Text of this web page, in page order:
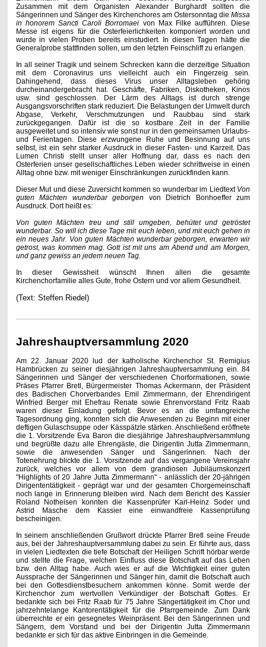
Zusammen mit dem Organisten Alexander Burghardt sollten die
Sängerinnen und Sänger des Kirchenchores am Ostersonntag dieMissa
in honorem Sancti Caroli Borromaei von Max Filke aufführen. Diese
Messe ist eigens für die Osterfeierlichkeiten komponiert worden und
wurde in vielen Proben bereits einstudiert. In diesen Tagen hätte die
Generalprobe stattfinden sollen, um den letzten Feinschliff zu erlangen.
In all seiner Tragik und seinem Schrecken kann die derzeitige Situation
mit dem Coronavirus uns vielleicht auch ein Fingerzeig sein.
Dahingehend, dass dieses Virus unser Alltagsleben gehörig
durcheinandergebracht hat. Geschäfte, Fabriken, Diskotheken, Kinos
usw. sind geschlossen. Der Lärm des Alltags ist durch strenge
Ausgangsvorschriften stark reduziert. Die Belastungen der Umwelt durch
Abgase, Verkehr, Verschmutzungen und Raubbau sind stark
zurückgegangen. Dafür ist die so kostbare Zeit in der Familie
ausgeweitet und so intensiv wie sonst nur in den gemeinsamen Urlaubs-
und Ferientagen. Diese erzwungene Ruhe und Besinnung auf uns
selbst, ist ein sehr starker Ausdruck in dieser Fasten- und Karzeit. Das
Lumen Christi
stellt unser aller Hoffnung dar, dass es nach den
Osterferien unser gesellschaftliches Leben wieder schrittweise in einen
Alltag ohne bzw. mit weniger Einschränkungen zurückfinden kann.
Dieser Mut und diese Zuversicht kommen so wunderbar im Liedtext Von
guten Mächten wunderbar geborgen von Dietrich Bonhoeffer zum
Ausdruck. Dort heißt es:
Von guten Mächten treu und still umgeben, behütet und getröstet
wunderbar. So will ich diese Tage mit euch leben, und mit euch gehen in
ein neues Jahr. Von guten Mächten wunderbar geborgen, erwarten wir
getrost, was kommen mag. Gott ist mit uns am Abend und am Morgen,
und ganz gewiss an jedem neuen Tag.
In dieser Gewissheit wünscht Ihnen allen die gesamte
Kirchenchorfamilie alles Gute, frohe Ostern und vor allem Gesundheit.
(Text: Steffen Riedel)
Jahreshauptversammlung 2020
Am 22. Januar 2020 lud der katholische Kirchenchor St. Remigius
Hambrücken zu seiner diesjährigen Jahreshauptversammlung ein. 84
Sängerinnen und Sänger der verschiedenen Chorformationen, sowie
Präses Pfarrer Bretl, Bürgermeister Thomas Ackermann, der Präsident
des Badischen Chorverbandes Emil Zimmermann, der Ehrendirigent
Winfried Berger mit Ehefrau Renate sowie Ehrenvorstand Fritz Raab
waren dieser Einladung gefolgt. Bevor es an die umfangreiche
Tagesordnung ging, konnten sich die Anwesenden zu Beginn mit einer
deftigen Gulaschsuppe oder Kässpätzle stärken. Anschließend eröffnete
die 1. Vorsitzende Eva Baron die diesjährige Jahreshauptversammlung
und begrüßte dazu alle Ehrengäste, die Dirigentin Jutta Zimmermann,
sowie die anwesenden Sänger und Sängerinnen. Nach der
Totenehrung blickte die 1. Vorsitzende auf das vergangene Vereinsjahr
zurück, welches vor allem von dem grandiosen Jubiläumskonzert
"Highlights of 20 Jahre Jutta Zimmermann" - anlässlich der 20-jährigen
Dirigententätigkeit - geprägt war und der gesamten Chorgemeinschaft
noch lange in Erinnerung bleiben wird. Nach dem Bericht des Kassier
Roland Notheisen konnten die Kassenprüfer Karl-Heinz Soder und
Astrid Masche dem Kassier eine einwandfreie Kassenprüfung
bescheinigen.
In seinem anschließenden Grußwort drückte Pfarrer Bretl seine Freude
aus, bei der Jahreshauptversammlung dabei zu sein. Er führte aus, dass
in vielen Liedtexten die tiefe Botschaft der Heiligen Schrift hörbar werde
und stellte die Frage, welchen Einfluss diese Botschaft auf das Leben
bzw. den Alltag habe. Auch wies er auf die Wichtigkeit einer guten
Aussprache der Sängerinnen und Sänger hin, damit die Botschaft auch
bei den Gottesdienstbesuchern ankommen könne. Somit werde der
Kirchenchor zum wertvollen Verkündiger der Botschaft Gottes. Er
bedankte sich bei Fritz Raab für 75 Jahre Sängertätigkeit im Chor und
jahrzehntelange Kantorentätigkeit für die Pfarrgemeinde. Zum Dank
überreichte er ein gesegnetes Weinpräsent. Bei den Sängerinnen und
Sängern, dem Vorstand und bei der Dirigentin Jutta Zimmermann
bedankte er sich für das aktive Einbringen in die Gemeinde.